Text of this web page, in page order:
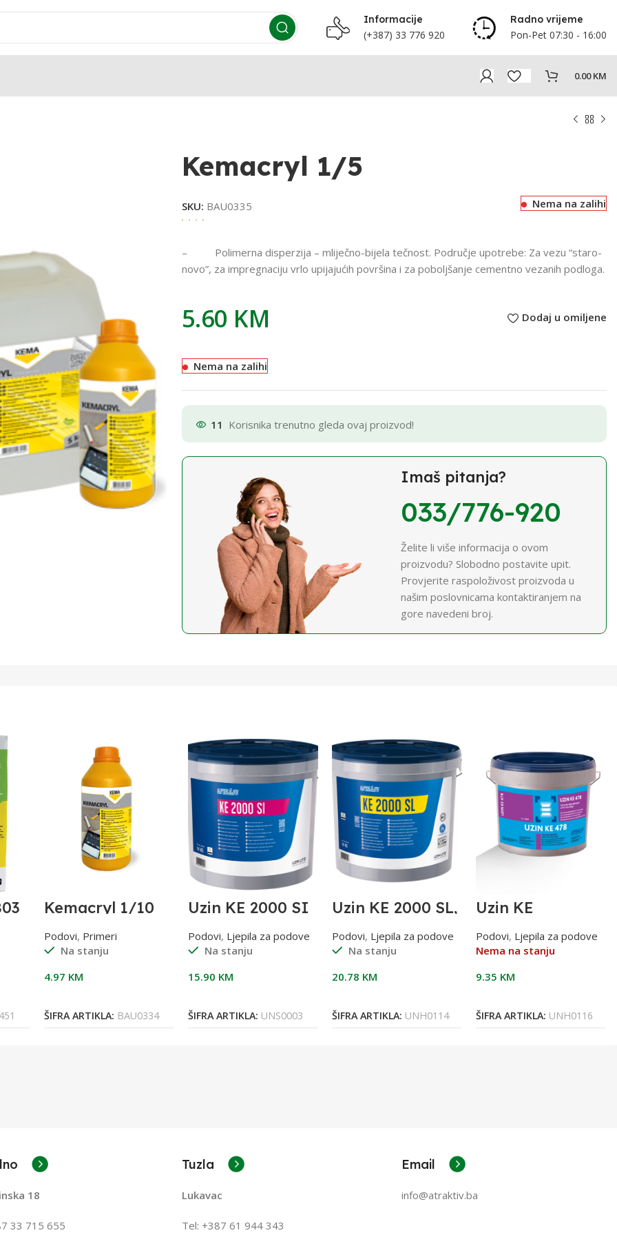
Informacije
(+387) 33 776 920
Radno vrijeme
Pon-Pet 07:30 - 16:00
0.00KM
Kemacryl 1/5
SKU: BAU0335 Nema na zalihi
– Polimerna disperzija – mliječno-bijela tečnost. Područje upotrebe: Za vezu “staro-
novo”, za impregnaciju vrlo upijajućih površina i za poboljšanje cementno vezanih podloga.
5.60 KM Dodaj u omiljene
Nema na zalihi
11 Korisnika trenutno gleda ovaj proizvod!
Imaš pitanja?
033/776-920
Želite li više informacija o ovom
proizvodu? Slobodno postavite upit.
Provjerite raspoloživost proizvoda u
našim poslovnicama kontaktiranjem na
gore navedeni broj.
Kemacryl 1/10
Podovi, Primeri
Na stanju
4.97 KM
ŠIFRA ARTIKLA: BAU0334
Uzin KE 2000 SI
Podovi, Ljepila za podove
Na stanju
15.90 KM
ŠIFRA ARTIKLA: UNS0003
Uzin KE 2000 SL,
o ljepilo, 14/1
Podovi, Ljepila za podove
Na stanju
20.78 KM
ŠIFRA ARTIKLA: UNH0114
Uzin KE
PVC pod,8/1
Podovi, Ljepila za podove
Nema na stanju
9.35 KM
ŠIFRA ARTIKLA: UNH0116
18
33 715 655
Tuzla
Lukavac
Tel: +387 61 944 343
Email
info@atraktiv.ba